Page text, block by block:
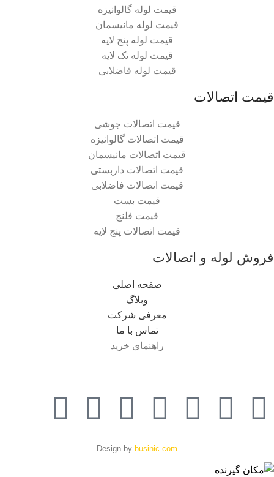
قیمت لوله گالوانیزه
قیمت لوله مانیسمان
قیمت لوله پنج لایه
قیمت لوله تک لایه
قیمت لوله فاضلابی
قیمت اتصالات
قیمت اتصالات جوشی
قیمت اتصالات گالوانیزه
قیمت اتصالات مانیسمان
قیمت اتصالات داربستی
قیمت اتصالات فاضلابی
قیمت بست
قیمت فلنچ
قیمت اتصالات پنج لایه
فروش لوله و اتصالات
صفحه اصلی
وبلاگ
معرفی شرکت
تماس با ما
راهنمای خرید
Design by businic.com